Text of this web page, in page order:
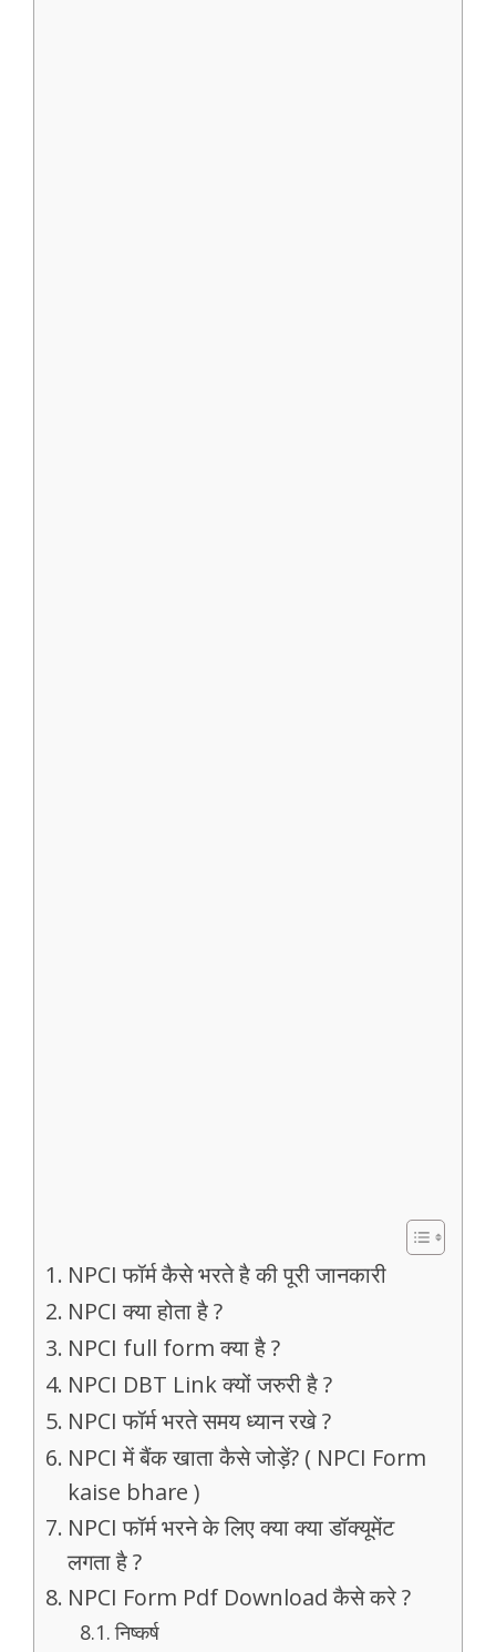
NPCI फॉर्म कैसे भरते है की पूरी जानकारी
NPCI क्या होता है ?
NPCI full form क्या है ?
NPCI DBT Link क्यों जरुरी है ?
NPCI फॉर्म भरते समय ध्यान रखे ?
NPCI में बैंक खाता कैसे जोड़ें? ( NPCI Form
kaise bhare )
NPCI फॉर्म भरने के लिए क्या क्या डॉक्यूमेंट
लगता है ?
NPCI Form Pdf Download कैसे करे ?
निष्कर्ष